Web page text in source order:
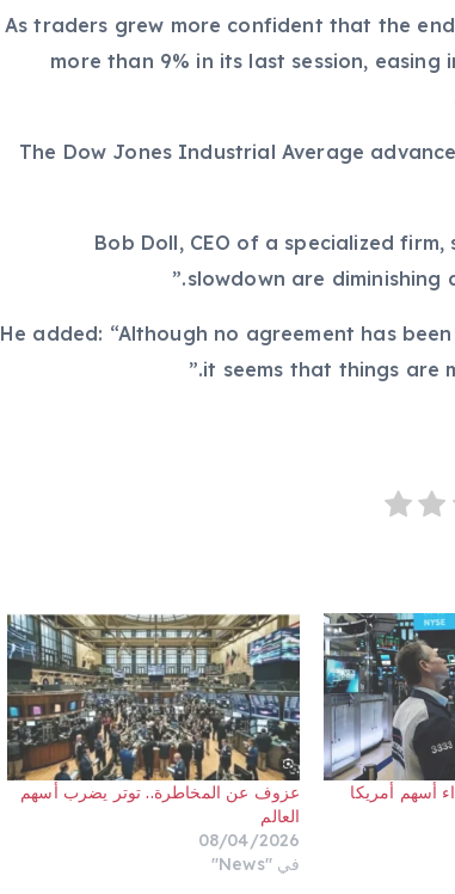
As traders grew more confident that the
more than 9% in its last session,
The Dow Jones Industrial Average
Bob Doll, CEO of a specialized
slowdown are diminishing
He added: “Although no agreement has
it seems that things are
أسهم أمريكا
عزوف عن المخاطرة.. توتر يضرب أسهم
العالم
08/04/2026
في "News"